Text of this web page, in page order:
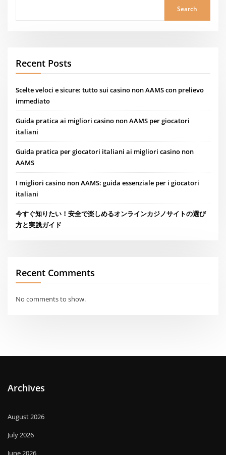
Search
Recent Posts
Scelte veloci e sicure: tutto sui casino non AAMS con prelievo
immediato
Guida pratica ai migliori casino non AAMS per giocatori
italiani
Guida pratica per giocatori italiani ai migliori casino non
AAMS
I migliori casino non AAMS: guida essenziale per i giocatori
italiani
今すぐ知りたい！安全で楽しめるオンラインカジノサイトの選び
方と実践ガイド
Recent Comments
No comments to show.
Archives
August 2026
July 2026
June 2026